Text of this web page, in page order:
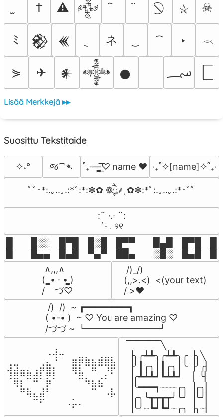
† ⚠ 𒅒 ⛥ ☠
ﾐ 𒆙 𒌍 ネ ‣ 𓎖
⋟ ✈ 𒀭 𒀱 𒊹 ؄
Lisää Merkkejä ▸▸
Suosittu Tekstitaide
✧˖° જ⁀➴ ˚₊·—̳͟͞͞♡ name ♥️ ‎‧₊˚✧[name]✧˚₊‧
ﾟﾟ･*:.｡..｡.:*ﾟ:*:✼✿ ❁ཻུ۪۪⸙͎ ✿✼:*ﾟ:.｡..｡.:*･ﾟﾟ
⠀:¨ ·.· ¨:⠀
⠀ `· . ୨୧⠀
█  █░░ █▀█ █░█ █▀▀  █▄█ █▀█
█  █▄▄ █▄█ ▀▄▀ ██▄  ░█░ █▄█
∧,,,∧
(  ̳• · • ̳)
/    づ♡
/)_/)
(,,>.<)  <(your text)
/ >❤️
/)  /)  ~ ┏━━━━━━━━┓
( •-• )  ~ ♡ You are amazing ♡
/づづ ~ ┗━━━━━━━━┛
⠀⠀⠀⠀⠀⠀⢀⣰⣀⠀⠀⠀⠀⠀⠀⠀⠀
⢀⣀⠀⠀⠀⢀⣄⠘⠀⠀⣶⡿⣷⣦⣾⣿⣧
⢺⣾⣶⣦⣰⡟⣿⡇⠀⠀⠻⣧⠀⠛⠀⡘⠏
⠈⢿⡆⠉⠛⠁⡷⠁⠀⠀⠀⠉⠳⣦⣮⠁⠀
⠀⠀⠛⢷⣄⣼⠃⠀⠀⠀⠀⠀⠀⠉⠀⠠⡧
⠀⠀⠀⠀⠉⠋⠀⠀⠀⠠⡥⠄⠀⠀⠀⠀⠀
▔▔▔▔▔╲
▕╮╭┻┻╮╭┻┻╮╭▕╮╲
▕╯┃╭╮┃┃╭╮┃╰▕╯╭▏
▕╭┻┻┻┛┗┻┻┛  ▕  ╰▏
▕╰━━━┓┈┈┈╭╮▕╭╮▏
▕╭╮╰┳┳┳┳╯╰╯▕╰╯▏
▕╰╯┈┗┛┗┛┈╭╮▕╮┈▏